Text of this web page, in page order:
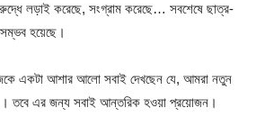
লড়াই করেছে, সংগ্রাম করেছে… সবশেষে ছাত্র-
সম্ভব হয়েছে।
একটা আশার আলো সবাই দেখছেন যে, আমরা নতুন
তবে এর জন্য সবাই আন্তরিক হওয়া প্রয়োজন।